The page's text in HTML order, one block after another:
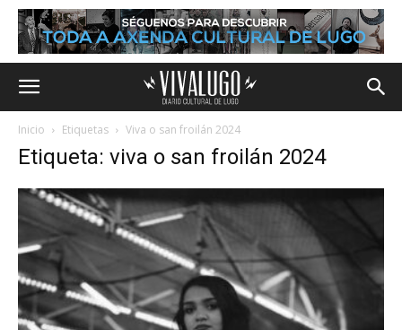
Inicio Etiquetas Viva o san froilán 2024
Etiqueta: viva o san froilán 2024